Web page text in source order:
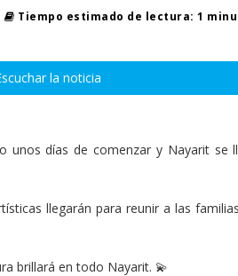
Tiempo estimado de lectura: 1
la noticia
unos días de comenzar y Nayarit se
llegarán para reunir a las
brillará en todo Nayarit. 💫